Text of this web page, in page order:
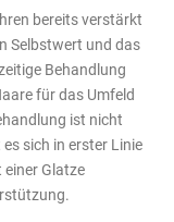
bereits verstärkt
Selbstwert und das
Behandlung
für das Umfeld
ist nicht
sich in erster Linie
einer Glatze